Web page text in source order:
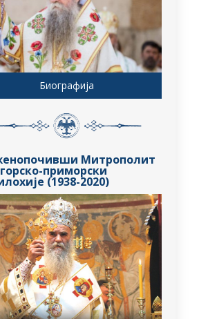
Биографија
Митрополит
приморски
(1938-2020)